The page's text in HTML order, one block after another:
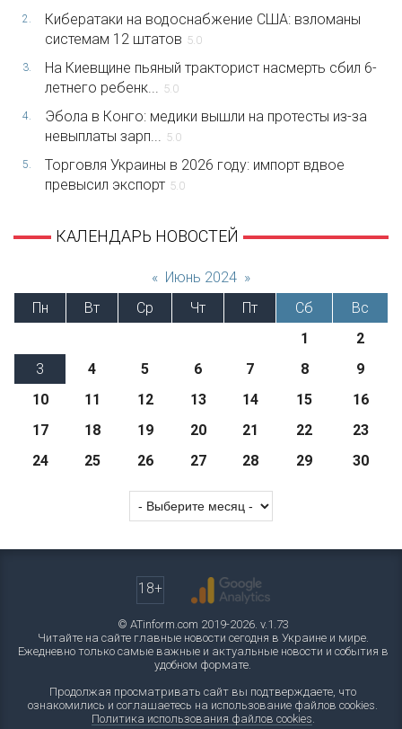
2.
Кибератаки на водоснабжение США: взломаны
системам 12 штатов 5.0
3.
На Киевщине пьяный тракторист насмерть сбил 6-
летнего ребенк... 5.0
4.
Эбола в Конго: медики вышли на протесты из-за
невыплаты зарп... 5.0
5.
Торговля Украины в 2026 году: импорт вдвое
превысил экспорт 5.0
КАЛЕНДАРЬ НОВОСТЕЙ
« Июнь 2024 »
Пн
Вт Ср Чт Пт Сб
Вс
1
2
3
4 5 6 7 8
9
10
11 12 13 14 15
16
17
18 19 20 21 22
23
24
25 26 27 28 29 30
18+
© ATinform.com 2019-2026. v.1.73
Читайте на сайте главные новости сегодня в Украине и мире.
Ежедневно только самые важные и актуальные новости и события в
удобном формате.
Продолжая просматривать сайт вы подтверждаете, что
ознакомились и соглашаетесь на использование файлов cookies.
Политика использования файлов cookies.